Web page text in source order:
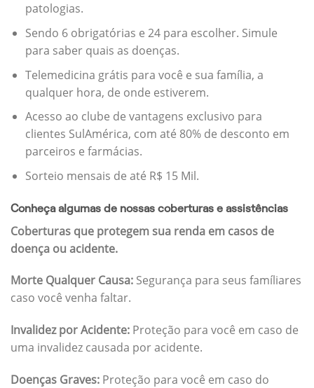
patologias.
Sendo 6 obrigatórias e 24 para escolher. Simule
para saber quais as doenças.
Telemedicina grátis para você e sua família, a
qualquer hora, de onde estiverem.
Acesso ao clube de vantagens exclusivo para
clientes SulAmérica, com até 80% de desconto em
parceiros e farmácias.
Sorteio mensais de até R$ 15 Mil.
Conheça algumas de nossas coberturas e assistências
Coberturas que protegem sua renda em casos de
doença ou acidente.
Morte Qualquer Causa: Segurança para seus famíliares
caso você venha faltar.
Invalidez por Acidente: Proteção para você em caso de
uma invalidez causada por acidente.
Doenças Graves: Proteção para você em caso do